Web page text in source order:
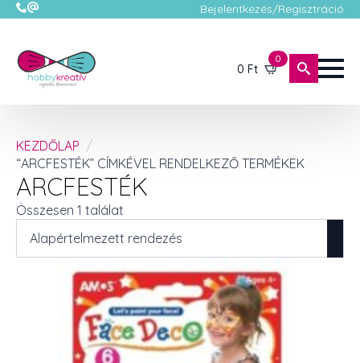
Bejelentkezés/Regisztráció
0 Ft
0
KEZDŐLAP
“ARCFESTÉK” CÍMKÉVEL RENDELKEZŐ TERMÉKEK
ARCFESTÉK
Összesen 1 találat